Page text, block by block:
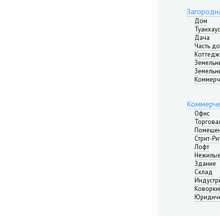
Дом
Туанхаус
Дача
Часть
Офис
Стрит-
Лофт
Здание
Склад